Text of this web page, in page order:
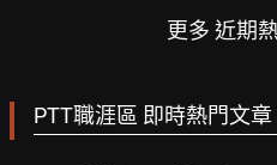
更多 近期
PTT職涯區 即時熱門文章